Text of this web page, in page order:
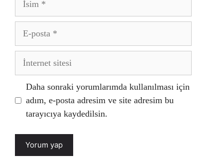
posta
İnternet
Daha sonraki yorumlarımda kullanılması için
adım, e-posta adresim ve site adresim bu
tarayıcıya kaydedilsin.